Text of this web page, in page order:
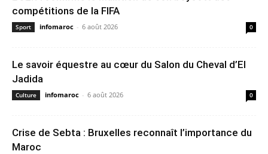
compétitions de la FIFA
Sport infomaroc - 6 août 2026 0
Le savoir équestre au cœur du Salon du Cheval d’El
Jadida
Culture infomaroc - 6 août 2026 0
Crise de Sebta : Bruxelles reconnaît l’importance du
Maroc